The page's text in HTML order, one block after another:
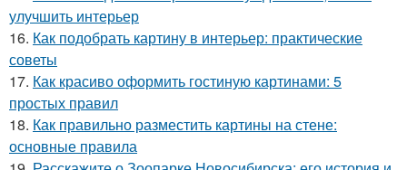
улучшить интерьер
16. Как подобрать картину в интерьер: практические
советы
17. Как красиво оформить гостиную картинами: 5
простых правил
18. Как правильно разместить картины на стене:
основные правила